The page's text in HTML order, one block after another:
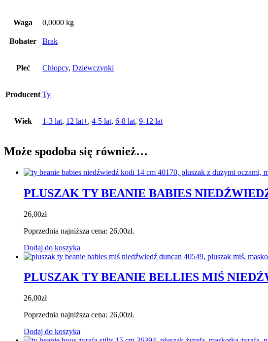
Waga 0,0000 kg
Bohater Brak
Płeć Chłopcy, Dziewczynki
Producent Ty
Wiek 1-3 lat, 12 lat+, 4-5 lat, 6-8 lat, 9-12 lat
Może spodoba się również…
PLUSZAK TY BEANIE BABIES
26,00zł
Poprzednia najniższa cena: 26,00zł.
Dodaj do koszyka
PLUSZAK TY BEANIE BELLIES MIŚ
26,00zł
Poprzednia najniższa cena: 26,00zł.
Dodaj do koszyka